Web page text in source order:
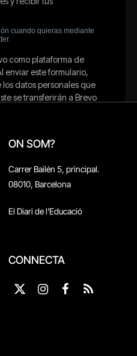
ON SOM?
Carrer Bailén 5, principal.
08010, Barcelona
El Diari de l'Educació
CONNECTA
X
Instagram
Facebook
RSS